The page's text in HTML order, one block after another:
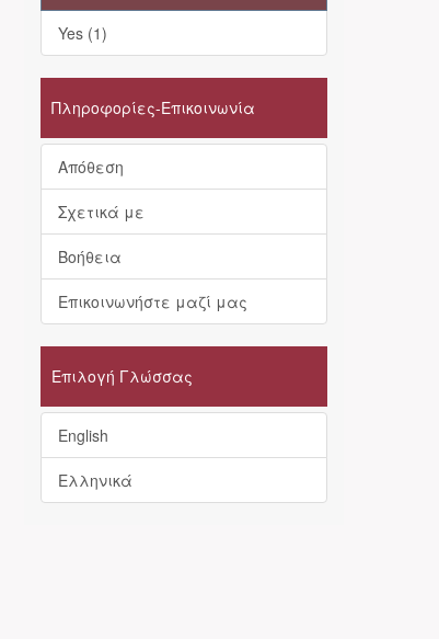
Yes (1)
Πληροφορίες-Επικοινωνία
Απόθεση
Σχετικά με
Βοήθεια
Επικοινωνήστε μαζί μας
Επιλογή Γλώσσας
English
Ελληνικά